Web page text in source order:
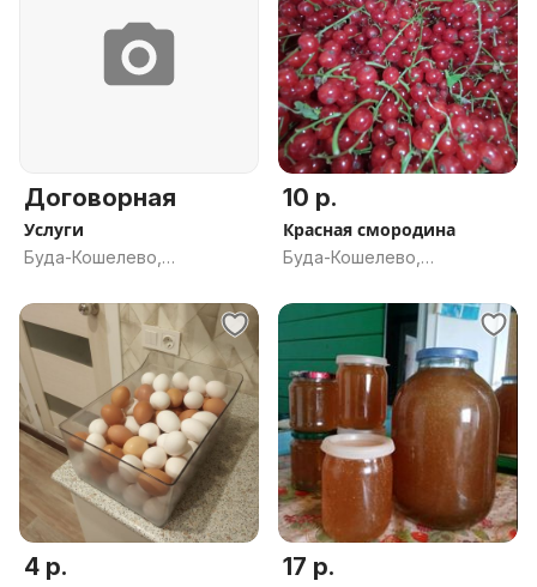
Договорная
Услуги
Буда-Кошелево,
10 р.
Красная смородина
Буда-Кошелево,
4 р. 17 р.